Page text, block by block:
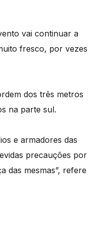
vai continuar a
fresco, por vezes
dos três metros
na parte sul.
e armadores das
precauções por
das mesmas”, refere